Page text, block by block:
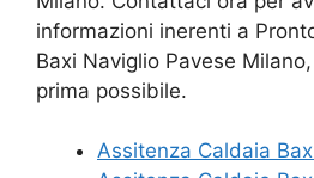
Assitenza Caldaia